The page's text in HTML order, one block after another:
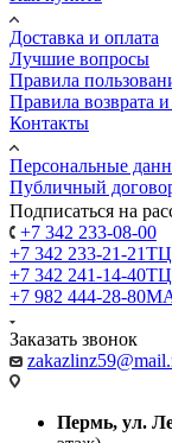
Доставка и оплата
Лучшие вопросы
Правила
Правила возврата
Контакты
Персональные
Публичный
Подписаться на
+7 342 233-08-00
+7 342 233-21-21ТЦ
+7 342 241-14-40ТЦ
+7 982 444-28-80
Заказать звонок
Пермь, ул.